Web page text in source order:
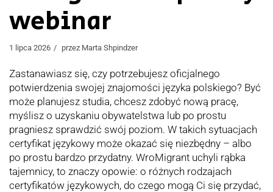
webinar
1 lipca 2026 przez Marta Shpindzer
Zastanawiasz się, czy potrzebujesz oficjalnego
potwierdzenia swojej znajomości języka polskiego? Być
może planujesz studia, chcesz zdobyć nową pracę,
myślisz o uzyskaniu obywatelstwa lub po prostu
pragniesz sprawdzić swój poziom. W takich sytuacjach
certyfikat językowy może okazać się niezbędny – albo
po prostu bardzo przydatny. WroMigrant uchyli rąbka
tajemnicy, to znaczy opowie: o różnych rodzajach
certyfikatów językowych, do czego mogą Ci się przydać,